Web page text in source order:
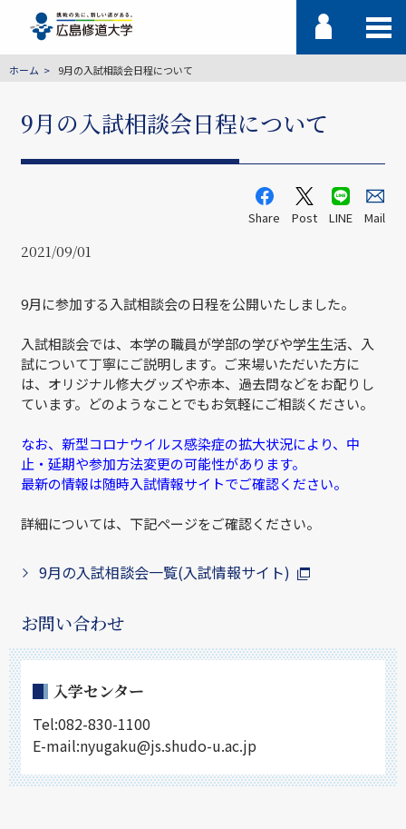
ホーム 9月の入試相談会日程について
9月の入試相談会日程について
Share Post LINE Mail
2021/09/01
9月に参加する入試相談会の日程を公開いたしました。
入試相談会では、本学の職員が学部の学びや学生生活、入
試について丁寧にご説明します。ご来場いただいた方に
は、オリジナル修大グッズや赤本、過去問などをお配りし
ています。どのようなことでもお気軽にご相談ください。
なお、新型コロナウイルス感染症の拡大状況により、中
止・延期や参加方法変更の可能性があります。
最新の情報は随時入試情報サイトでご確認ください。
詳細については、下記ページをご確認ください。
9月の入試相談会一覧(入試情報サイト)
お問い合わせ
入学センター
Tel:082-830-1100
E-mail:nyugaku@js.shudo-u.ac.jp